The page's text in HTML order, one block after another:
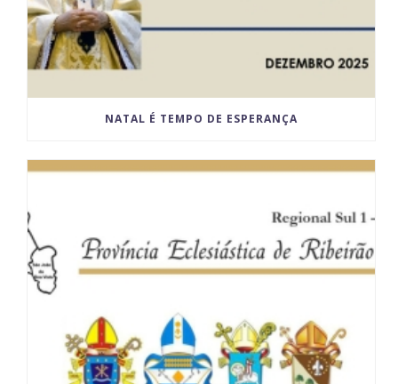
NATAL É TEMPO DE ESPERANÇA